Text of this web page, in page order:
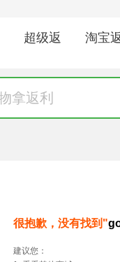
超级返 淘宝
很抱歉，没有找到"
建议您：